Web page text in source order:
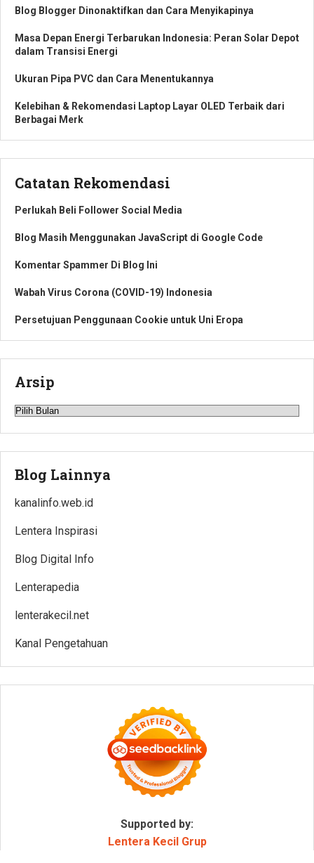
Blog Blogger Dinonaktifkan dan Cara Menyikapinya
Masa Depan Energi Terbarukan Indonesia: Peran Solar Depot
dalam Transisi Energi
Ukuran Pipa PVC dan Cara Menentukannya
Kelebihan & Rekomendasi Laptop Layar OLED Terbaik dari
Berbagai Merk
Catatan Rekomendasi
Perlukah Beli Follower Social Media
Blog Masih Menggunakan JavaScript di Google Code
Komentar Spammer Di Blog Ini
Wabah Virus Corona (COVID-19) Indonesia
Persetujuan Penggunaan Cookie untuk Uni Eropa
Arsip
Arsip
Blog Lainnya
kanalinfo.web.id
Lentera Inspirasi
Blog Digital Info
Lenterapedia
lenterakecil.net
Kanal Pengetahuan
Supported by:
Lentera Kecil Grup